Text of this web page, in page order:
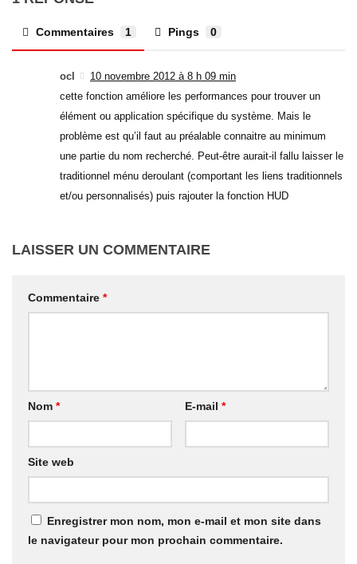
Commentaires 1 Pings 0
ocl
10 novembre 2012 à 8 h 09 min
cette fonction améliore les performances pour trouver un
élément ou application spécifique du système. Mais le
problème est qu’il faut au préalable connaitre au minimum
une partie du nom recherché. Peut-être aurait-il fallu laisser le
traditionnel ménu deroulant (comportant les liens traditionnels
et/ou personnalisés) puis rajouter la fonction HUD
LAISSER UN COMMENTAIRE
Commentaire *
Nom * E-mail *
Site web
Enregistrer mon nom, mon e-mail et mon site dans
le navigateur pour mon prochain commentaire.